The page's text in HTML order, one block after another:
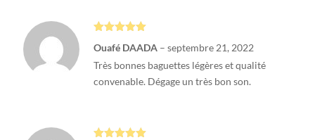
5
Ouafé DAADA – septembre 21, 2022
Très bonnes baguettes légères et qualité
convenable. Dégage un très bon son.